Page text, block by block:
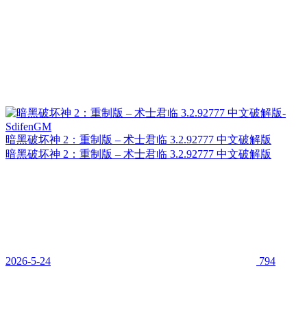
暗黑破坏神 2：重制版 – 术士君临 3.2.92777 中文破解版
暗黑破坏神 2：重制版 – 术士君临 3.2.92777 中文破解版
2026-5-24 794